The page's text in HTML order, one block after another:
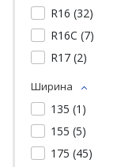
R16 (32)
R16C (7)
R17 (2)
Ширина
135 (1 )
155 (5)
175 (45)